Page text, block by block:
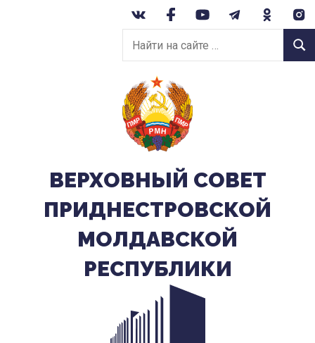
Найти
на
сайте:
ВЕРХОВНЫЙ CОВЕТ
ПРИДНЕСТРОВСКОЙ
МОЛДАВСКОЙ
РЕСПУБЛИКИ